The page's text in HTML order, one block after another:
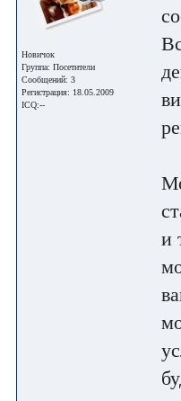
Новичок
Группа: Посетители
Сообщений: 3
Регистрация: 18.05.2009
ICQ:--
и